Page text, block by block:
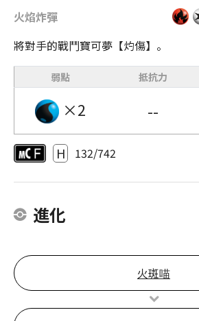
火焰炸彈
將對手的戰鬥寶可夢【灼傷】。
弱點 抵抗力
×2 --
H 132/742
進化
火斑喵